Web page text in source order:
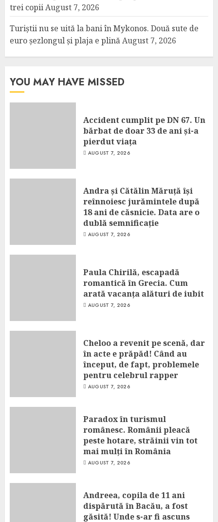
trei copiiAugust 7, 2026
Turiștii nu se uită la bani în Mykonos. Două sute de
euro șezlongul și plaja e plinăAugust 7, 2026
YOU MAY HAVE MISSED
Accident cumplit pe DN 67. Un
bărbat de doar 33 de ani și-a
pierdut viața
AUGUST 7, 2026
Andra și Cătălin Măruță își
reînnoiesc jurămintele după
18 ani de căsnicie. Data are o
dublă semnificație
AUGUST 7, 2026
Paula Chirilă, escapadă
romantică în Grecia. Cum
arată vacanța alături de iubit
AUGUST 7, 2026
Cheloo a revenit pe scenă, dar
în acte e prăpăd! Când au
început, de fapt, problemele
pentru celebrul rapper
AUGUST 7, 2026
Paradox în turismul
românesc. Românii pleacă
peste hotare, străinii vin tot
mai mulți în România
AUGUST 7, 2026
Andreea, copila de 11 ani
dispărută în Bacău, a fost
găsită! Unde s-ar fi ascuns